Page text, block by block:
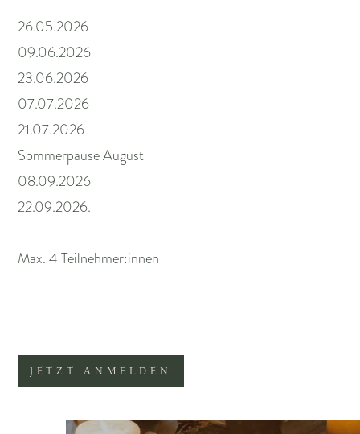
26.05.2026
09.06.2026
23.06.2026
07.07.2026
21.07.2026
Sommerpause August
08.09.2026
22.09.2026.
Max. 4 Teilnehmer:innen
JETZT ANMELDEN